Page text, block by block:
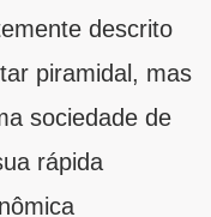
descrito
piramidal, mas
sociedade de
rápida